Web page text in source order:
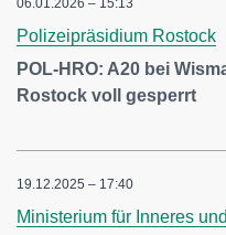
06.01.2026 – 15:13
Polizeipräsidium Rostock
POL-HRO: A20 bei
Rostock voll gesperrt
19.12.2025 – 17:40
Ministerium für Inneres